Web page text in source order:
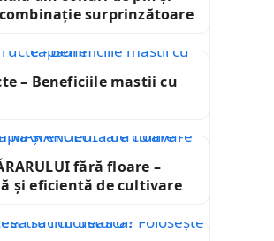
surprinzătoare
– Beneficiile mastii cu
fără floare –
și eficientă de cultivare